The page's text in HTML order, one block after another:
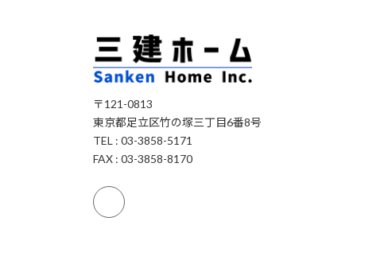
〒121-0813
東京都足立区竹の塚三丁目6番8号
TEL : 03-3858-5171
FAX : 03-3858-8170